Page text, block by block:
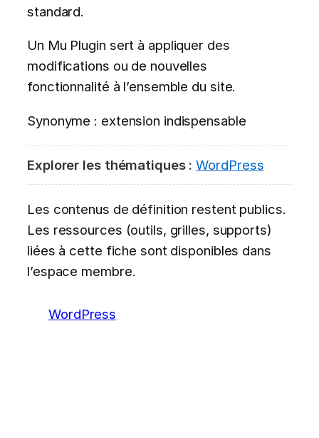
standard.
Un Mu Plugin sert à appliquer des
modifications ou de nouvelles
fonctionnalité à l’ensemble du site.
Synonyme : extension indispensable
Explorer les thématiques :WordPress
Les contenus de définition restent publics.
Les ressources (outils, grilles, supports)
liées à cette fiche sont disponibles dans
l’espace membre.
WordPress